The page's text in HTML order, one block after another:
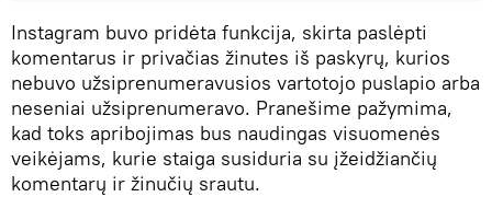
Instagram buvo pridėta funkcija, skirta paslėpti
komentarus ir privačias žinutes iš paskyrų, kurios
nebuvo užsiprenumeravusios vartotojo puslapio arba
neseniai užsiprenumeravo. Pranešime pažymima,
kad toks apribojimas bus naudingas visuomenės
veikėjams, kurie staiga susiduria su įžeidžiančių
komentarų ir žinučių srautu.